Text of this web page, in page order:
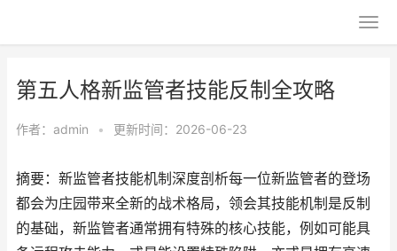
第五人格新监管者技能反制全攻略
作者： admin • 更新时间：2026-06-23
摘要：新监管者技能机制深度剖析每一位新监管者的登场
都会为庄园带来全新的战术格局，领会其技能机制是反制
的基础，新监管者通常拥有特殊的核心技能，例如可能具